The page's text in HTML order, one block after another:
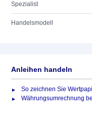
Spezialist
Handelsmodell
Anleihen handeln
So zeichnen Sie
Währungsumrechnung